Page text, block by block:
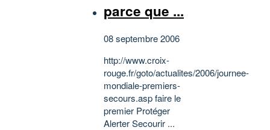
parce que ...
08 septembre 2006
http://www.croix-
rouge.fr/goto/actualites/2006/journee-
mondiale-premiers-
secours.asp faire le
premier Protéger
Alerter Secourir ...